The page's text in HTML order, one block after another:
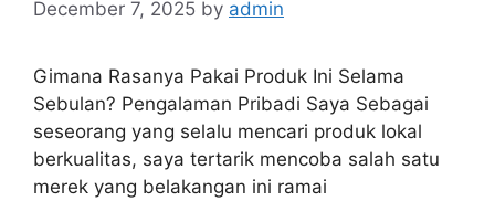
December 7, 2025 by admin
Gimana Rasanya Pakai Produk Ini Selama
Sebulan? Pengalaman Pribadi Saya Sebagai
seseorang yang selalu mencari produk lokal
berkualitas, saya tertarik mencoba salah satu
merek yang belakangan ini ramai